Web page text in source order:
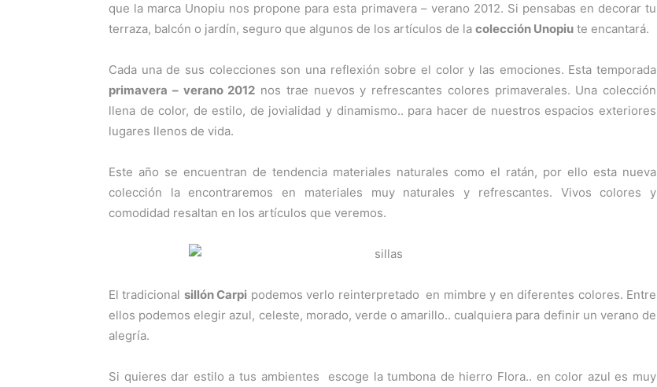
que la marca Unopiu nos propone para esta primavera – verano 2012. Si pensabas en decorar tu
terraza, balcón o jardín, seguro que algunos de los artículos de la colección Unopiu te encantará.
Cada una de sus colecciones son una reflexión sobre el color y las emociones. Esta temporada
primavera – verano 2012 nos trae nuevos y refrescantes colores primaverales. Una colección
llena de color, de estilo, de jovialidad y dinamismo.. para hacer de nuestros espacios exteriores
lugares llenos de vida.
Este año se encuentran de tendencia materiales naturales como el ratán, por ello esta nueva
colección la encontraremos en materiales muy naturales y refrescantes. Vivos colores y
comodidad resaltan en los artículos que veremos.
El tradicional sillón Carpi podemos verlo reinterpretado en mimbre y en diferentes colores. Entre
ellos podemos elegir azul, celeste, morado, verde o amarillo.. cualquiera para definir un verano de
alegría.
Si quieres dar estilo a tus ambientes escoge la tumbona de hierro Flora.. en color azul es muy